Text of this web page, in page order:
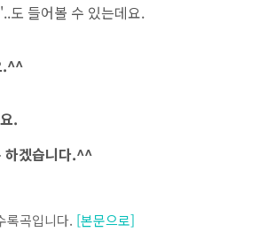
도 들어볼 수 있는데요.
.^^
.
하겠습니다.^^
록곡입니다. [본문으로]